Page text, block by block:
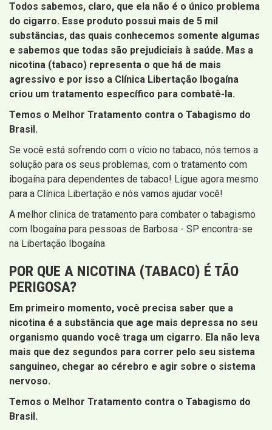
Todos sabemos, claro, que ela não é o único problema
do cigarro. Esse produto possui mais de 5 mil
substâncias, das quais conhecemos somente algumas
e sabemos que todas são prejudiciais à saúde. Mas a
nicotina (tabaco) representa o que há de mais
agressivo e por isso a Clínica Libertação Ibogaína
criou um tratamento específico para combatê-la.
Temos o Melhor Tratamento contra o Tabagismo do
Brasil.
Se você está sofrendo com o vício no tabaco, nós temos a
solução para os seus problemas, com o tratamento com
ibogaína para dependentes de tabaco! Ligue agora mesmo
para a Clínica Libertação e nós vamos ajudar você!
A melhor clinica de tratamento para combater o tabagismo
com Ibogaína para pessoas de Barbosa - SP encontra-se
na Libertação Ibogaína
POR QUE A NICOTINA (TABACO) É TÃO
PERIGOSA?
Em primeiro momento, você precisa saber que a
nicotina é a substância que age mais depressa no seu
organismo quando você traga um cigarro. Ela não leva
mais que dez segundos para correr pelo seu sistema
sanguineo, chegar ao cérebro e agir sobre o sistema
nervoso.
Temos o Melhor Tratamento contra o Tabagismo do
Brasil.